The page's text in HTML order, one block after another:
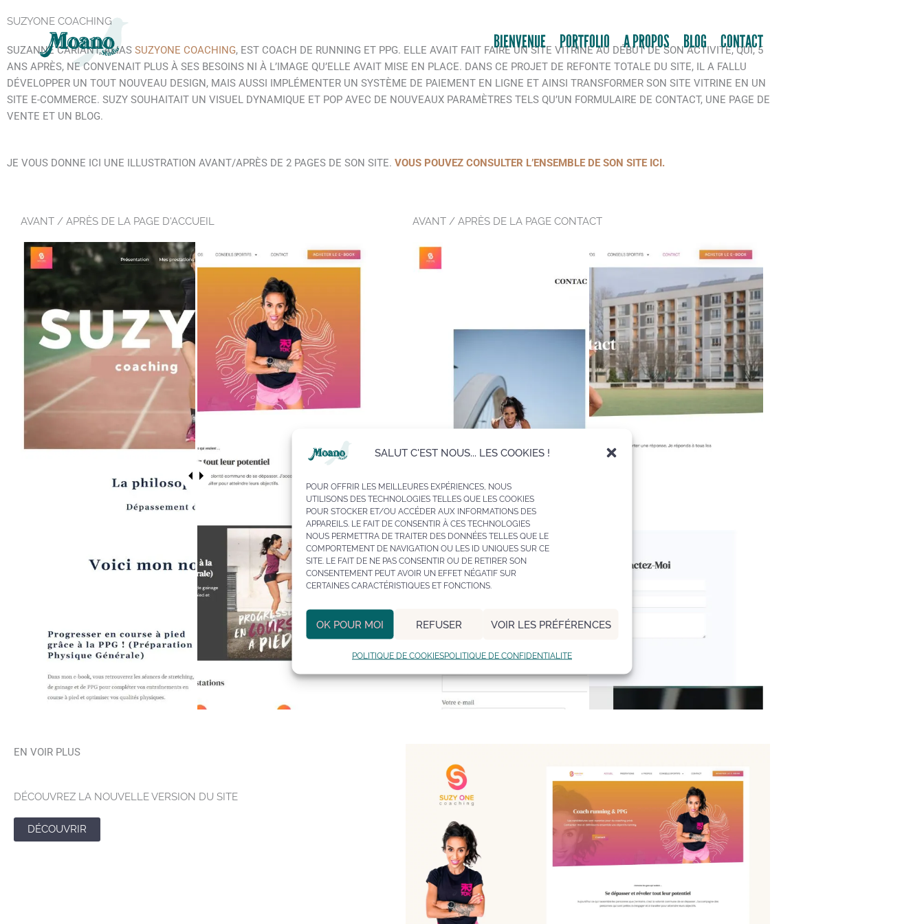
SALUT C'EST NOUS... LES COOKIES !
POUR OFFRIR LES MEILLEURES EXPÉRIENCES, NOUS
UTILISONS DES TECHNOLOGIES TELLES QUE LES COOKIES
POUR STOCKER ET/OU ACCÉDER AUX INFORMATIONS DES
APPAREILS. LE FAIT DE CONSENTIR À CES TECHNOLOGIES
NOUS PERMETTRA DE TRAITER DES DONNÉES TELLES QUE LE
COMPORTEMENT DE NAVIGATION OU LES ID UNIQUES SUR CE
SITE. LE FAIT DE NE PAS CONSENTIR OU DE RETIRER SON
CONSENTEMENT PEUT AVOIR UN EFFET NÉGATIF SUR
CERTAINES CARACTÉRISTIQUES ET FONCTIONS.
OK POUR MOI REFUSER VOIR LES PRÉFÉRENCES
POLITIQUE DE COOKIESPOLITIQUE DE CONFIDENTIALITE
PRINCIPAL
AU
CONTENU
BIENVENUE PORTFOLIO A PROPOS BLOG CONTACT
SUZYONE COACHING
SUZANNE CARIANT, ALIAS SUZYONE COACHING, EST COACH DE RUNNING ET PPG. ELLE AVAIT FAIT FAIRE UN SITE VITRINE AU DÉBUT DE SON ACTIVITÉ, QUI, 5
ANS APRÈS, NE CONVENAIT PLUS À SES BESOINS NI À L’IMAGE QU’ELLE AVAIT MISE EN PLACE. DANS CE PROJET DE REFONTE TOTALE DU SITE, IL A FALLU
DÉVELOPPER UN TOUT NOUVEAU DESIGN, MAIS AUSSI IMPLÉMENTER UN SYSTÈME DE PAIEMENT EN LIGNE ET AINSI TRANSFORMER SON SITE VITRINE EN UN
SITE E-COMMERCE. SUZY SOUHAITAIT UN VISUEL DYNAMIQUE ET POP AVEC DE NOUVEAUX PARAMÈTRES TELS QU’UN FORMULAIRE DE CONTACT, UNE PAGE DE
VENTE ET UN BLOG.
JE VOUS DONNE ICI UNE ILLUSTRATION AVANT/APRÈS DE 2 PAGES DE SON SITE. VOUS POUVEZ CONSULTER L’ENSEMBLE DE SON SITE ICI.
AVANT / APRÈS DE LA PAGE D'ACCUEIL AVANT / APRÈS DE LA PAGE CONTACT
EN VOIR PLUS
DÉCOUVREZ LA NOUVELLE VERSION DU SITE
DÉCOUVRIR